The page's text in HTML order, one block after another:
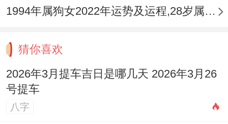
1994年属狗女2022年运势及运程,28岁属狗人2022全年每月运势女性如何
猜你喜欢
2026年3月提车吉日是哪几天 2026年3月26
号提车
八字